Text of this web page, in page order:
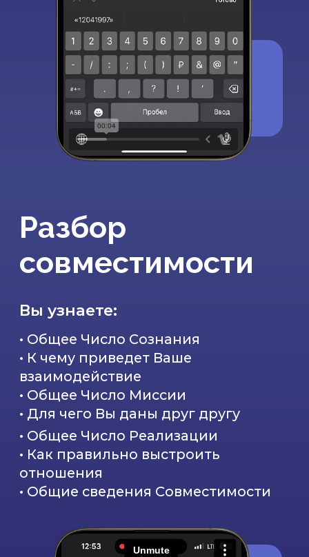
Энергия договора
Вы узнаете:
• Общее Число Сознания
• Общее Число Действия
• Общее Число Реализации
• Общее Число Итога